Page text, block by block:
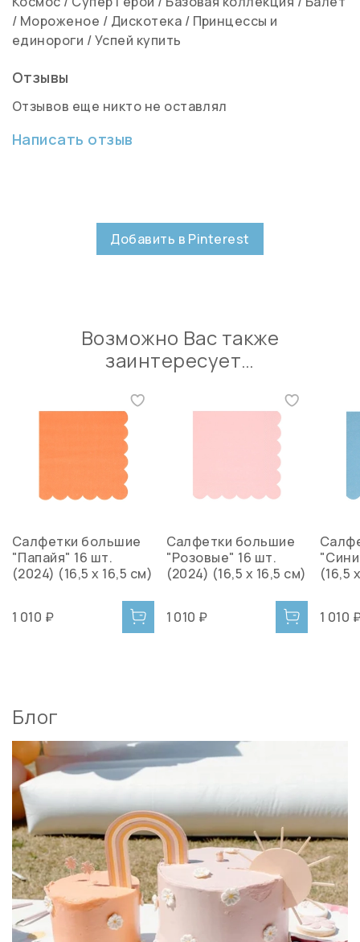
/ Мороженое / Дискотека / Принцессы и
единороги /Успей купить
Отзывы
Отзывов еще никто не оставлял
Написать отзыв
Добавить в Pinterest
Возможно Вас также
заинтересует…
Салфетки большие
"Папайя" 16 шт.
(2024) (16,5 х 16,5 см)
1 010 ₽
Салфетки большие
"Розовые" 16 шт.
(2024) (16,5 х 16,5 см)
1 010 ₽
(16,5
1 010
Блог